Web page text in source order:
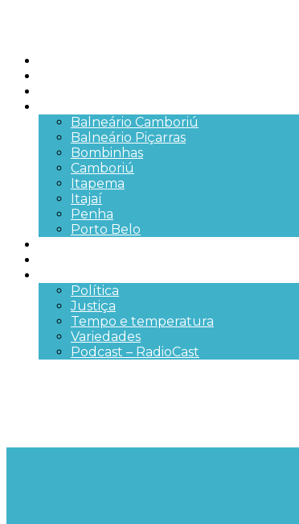
Balneário Camboriú
Balneário Piçarras
Bombinhas
Camboriú
Itapema
Itajaí
Penha
Porto Belo
Política
Justiça
Tempo e temperatura
Variedades
Podcast – RadioCast